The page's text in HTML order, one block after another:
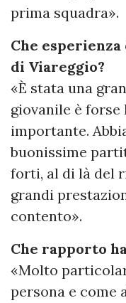
prima squadra».
Che
di Viareggio?
«È stata una
giovanile è
importante.
buonissime
forti, al di là del
grandi
contento».
Che rapporto
«Molto
persona e come